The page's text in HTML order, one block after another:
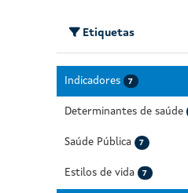
Etiquetas
Indicadores 7
Determinantes de saúde
Saúde Pública 7
Estilos de vida 7